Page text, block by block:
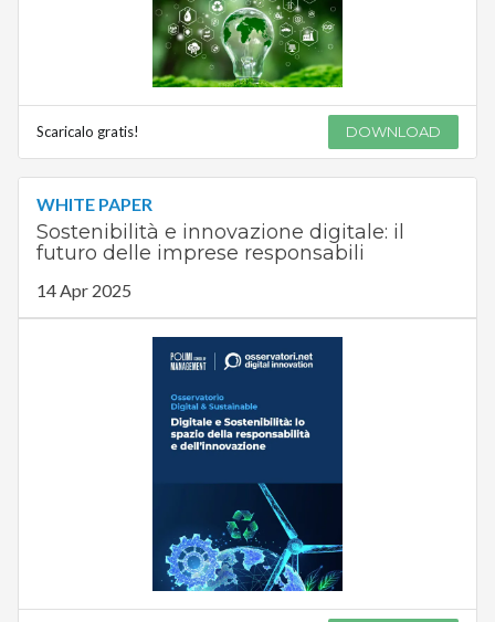
Scaricalo gratis! DOWNLOAD
WHITE PAPER
Sostenibilità e innovazione digitale: il
futuro delle imprese responsabili
14 Apr 2025